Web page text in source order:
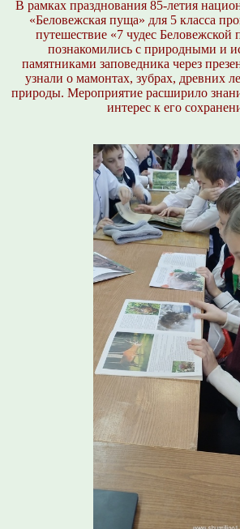
В рамках празднования 85-летия
«Беловежская пуща» для 5 класса
путешествие «7 чудес
познакомились с природными и
памятниками заповедника через
узнали о мамонтах, зубрах, древних
природы. Мероприятие расширило
интерес к его